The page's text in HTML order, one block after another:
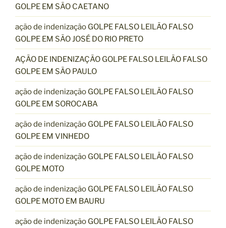
GOLPE EM SÃO CAETANO
ação de indenização GOLPE FALSO LEILÃO FALSO
GOLPE EM SÃO JOSÉ DO RIO PRETO
AÇÃO DE INDENIZAÇÃO GOLPE FALSO LEILÃO FALSO
GOLPE EM SÃO PAULO
ação de indenização GOLPE FALSO LEILÃO FALSO
GOLPE EM SOROCABA
ação de indenização GOLPE FALSO LEILÃO FALSO
GOLPE EM VINHEDO
ação de indenização GOLPE FALSO LEILÃO FALSO
GOLPE MOTO
ação de indenização GOLPE FALSO LEILÃO FALSO
GOLPE MOTO EM BAURU
ação de indenização GOLPE FALSO LEILÃO FALSO